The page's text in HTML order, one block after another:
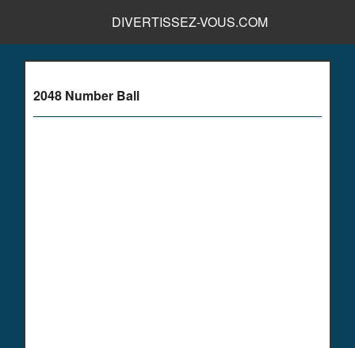
DIVERTISSEZ-VOUS.COM
2048 Number Ball